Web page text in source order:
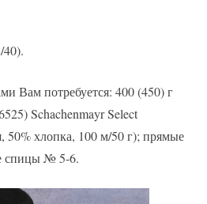
40).
Вам потребуется: 400 (450) г
Schachenmayr Select
хлопка, 100 м/50 г); прямые
спицы № 5-6.